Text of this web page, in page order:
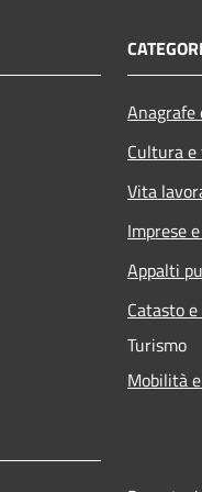
Cultura
Vita
Imprese
Appalti
Catasto
Turismo
Mobilità